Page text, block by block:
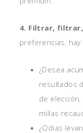
4. Filtrar,
preferencias,
¿Desea
resultados
de
millas
¿Odias